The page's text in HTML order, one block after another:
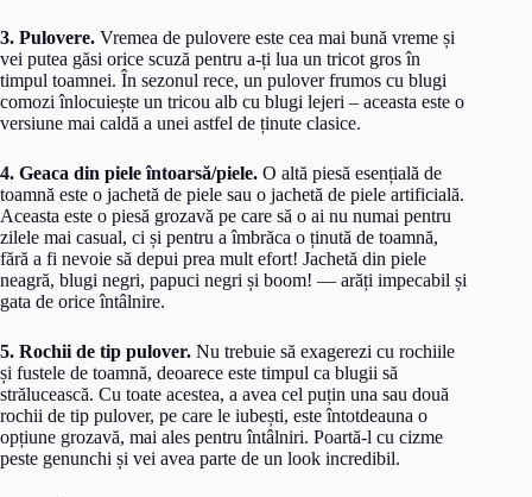
3. Pulovere. Vremea de pulovere este cea mai bună vreme și
vei putea găsi orice scuză pentru a-ți lua un tricot gros în
timpul toamnei. În sezonul rece, un pulover frumos cu blugi
comozi înlocuiește un tricou alb cu blugi lejeri – aceasta este o
versiune mai caldă a unei astfel de ținute clasice.
4. Geaca din piele întoarsă/piele. O altă piesă esențială de
toamnă este o jachetă de piele sau o jachetă de piele artificială.
Aceasta este o piesă grozavă pe care să o ai nu numai pentru
zilele mai casual, ci și pentru a îmbrăca o ținută de toamnă,
fără a fi nevoie să depui prea mult efort! Jachetă din piele
neagră, blugi negri, papuci negri și boom! — arăți impecabil și
gata de orice întâlnire.
5. Rochii de tip pulover. Nu trebuie să exagerezi cu rochiile
și fustele de toamnă, deoarece este timpul ca blugii să
strălucească. Cu toate acestea, a avea cel puțin una sau două
rochii de tip pulover, pe care le iubești, este întotdeauna o
opțiune grozavă, mai ales pentru întâlniri. Poartă-l cu cizme
peste genunchi și vei avea parte de un look incredibil.